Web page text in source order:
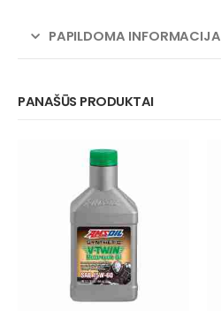
PAPILDOMA INFORMACIJA
PANAŠŪS PRODUKTAI